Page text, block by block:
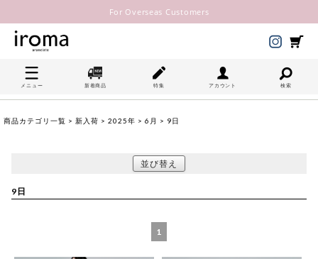
For Overseas Customers
メニュー 新着商品 特集 アカウント 検索
商品カテゴリ一覧 > 新入荷 > 2025年 > 6月 > 9日
並び替え
9日
1